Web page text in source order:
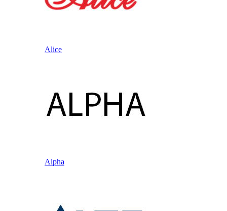
Alice
Alpha